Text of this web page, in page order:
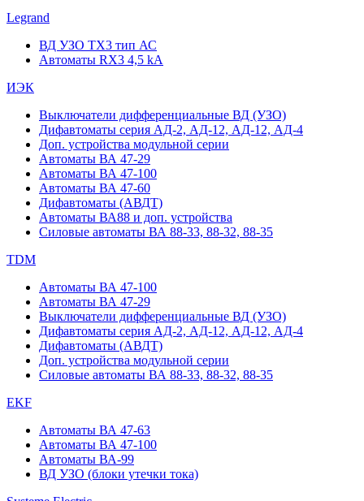
Legrand
ВД УЗО TX3 тип АС
Автоматы RX3 4,5 kA
ИЭК
Выключатели дифференциальные ВД (УЗО)
Дифавтоматы серия АД-2, АД-12, АД-12, АД-4
Доп. устройства модульной серии
Автоматы ВА 47-29
Автоматы ВА 47-100
Автоматы ВА 47-60
Дифавтоматы (АВДТ)
Автоматы ВА88 и доп. устройства
Силовые автоматы ВА 88-33, 88-32, 88-35
TDM
Автоматы ВА 47-100
Автоматы ВА 47-29
Выключатели дифференциальные ВД (УЗО)
Дифавтоматы серия АД-2, АД-12, АД-12, АД-4
Дифавтоматы (АВДТ)
Доп. устройства модульной серии
Силовые автоматы ВА 88-33, 88-32, 88-35
EKF
Автоматы ВА 47-63
Автоматы ВА 47-100
Автоматы ВА-99
ВД УЗО (блоки утечки тока)